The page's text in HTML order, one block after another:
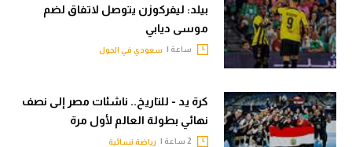
بيلد: ليفركوزن يتوصل لاتفاق لضم
موسى ديابي
ساعة | سعودي في الجول
كرة يد - للتاريخ.. ناشئات مصر إلى نصف
نهائي بطولة العالم لأول مرة
رياضة نسائية